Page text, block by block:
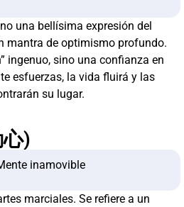
una bellísima expresión del
mantra de optimismo profundo.
ingenuo, sino una confianza en
esfuerzas, la vida fluirá y las
su lugar.
)
inamovible
marciales. Se refiere a un